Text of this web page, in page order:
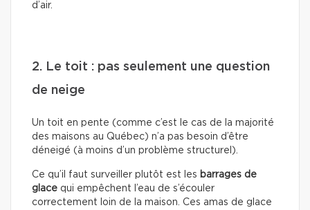
d’air.
2. Le toit : pas seulement une question
de neige
Un toit en pente (comme c’est le cas de la majorité
des maisons au Québec) n’a pas besoin d’être
déneigé (à moins d’un problème structurel).
Ce qu’il faut surveiller plutôt est les barrages de
glace qui empêchent l’eau de s’écouler
correctement loin de la maison. Ces amas de glace